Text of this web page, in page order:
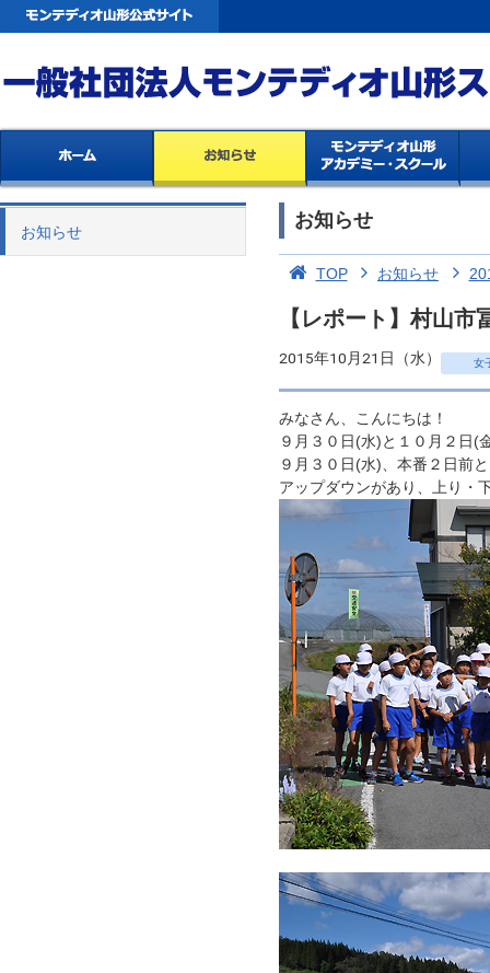
お知らせ
お知らせ
TOP お知らせ
【レポート】村山
2015年10月21日（水） 女
みなさん、こんにちは！
９月３０日(水)と１０月２日(
９月３０日(水)、本番２日前
アップダウンがあり、上り・